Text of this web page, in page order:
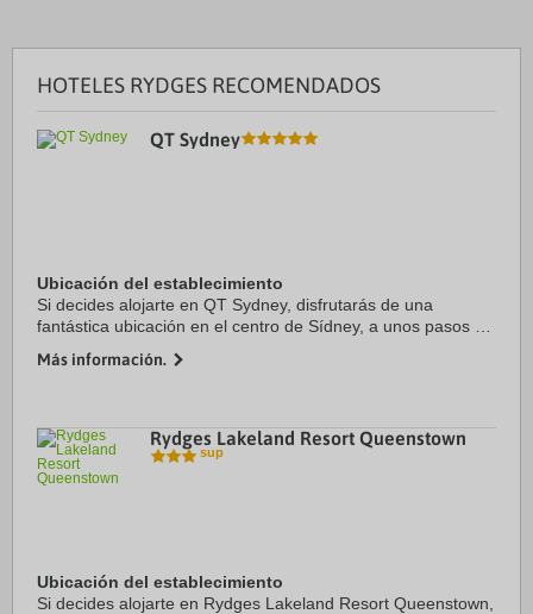
HOTELES RYDGES RECOMENDADOS
QT Sydney
Ubicación del establecimiento
Si decides alojarte en QT Sydney, disfrutarás de una
fantástica ubicación en el centro de Sídney, a unos pasos de
Además, este hotel de lujo se ...
Más información.
Rydges Lakeland Resort Queenstown
Ubicación del establecimiento
Si decides alojarte en Rydges Lakeland Resort Queenstown,